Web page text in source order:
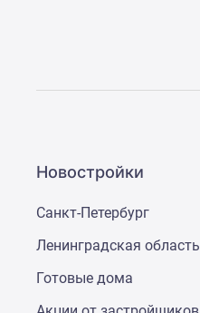
Новостройки
Санкт-Петербург
Ленинградская область
Готовые дома